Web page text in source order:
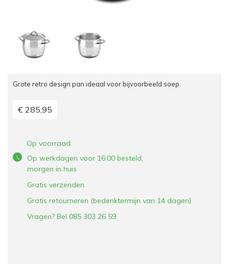
Grote retro design pan ideaal voor bijvoorbeeld soep.
€ 285,95
Op voorraad
Op werkdagen voor 16:00 besteld,
morgen in huis
Gratis verzenden
Gratis retourneren (bedenktermijn van 14 dagen)
Vragen? Bel 085 303 26 59